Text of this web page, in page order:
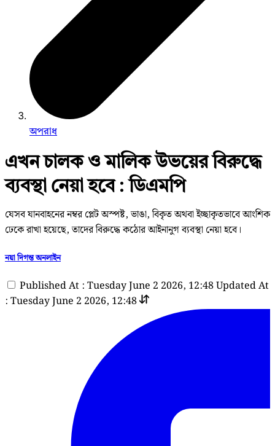
অপরাধ
এখন চালক ও মালিক উভয়ের বিরুদ্ধে
ব্যবস্থা নেয়া হবে : ডিএমপি
যেসব যানবাহনের নম্বর প্লেট অস্পষ্ট, ভাঙা, বিকৃত অথবা ইচ্ছাকৃতভাবে আংশিক
ঢেকে রাখা হয়েছে, তাদের বিরুদ্ধে কঠোর আইনানুগ ব্যবস্থা নেয়া হবে।
নয়া দিগন্ত অনলাইন
Published At : Tuesday June 2 2026, 12:48Updated At
: Tuesday June 2 2026, 12:48